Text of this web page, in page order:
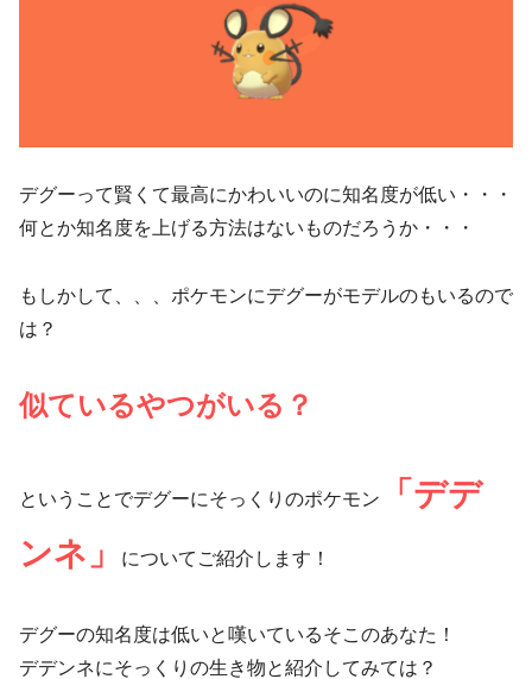
デグーって賢くて最高にかわいいのに知名度が低い・・・
何とか知名度を上げる方法はないものだろうか・・・
もしかして、、、ポケモンにデグーがモデルのもいるので
は？
似ているやつがいる？
ということでデグーにそっくりのポケモン
「デデ
ンネ」
についてご紹介します！
デグーの知名度は低いと嘆いているそこのあなた！
デデンネにそっくりの生き物と紹介してみては？